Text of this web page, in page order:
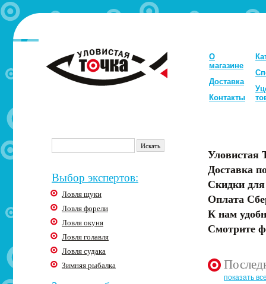
О
магазине
Доставка
Контакты
Выбор экспертов:
Ловля щуки
Ловля форели
Ловля окуня
Ловля голавля
Ловля судака
Зимняя рыбалка
Уловистая
Доставка
Скидки
Оплата
К нам
Смотрите
показать